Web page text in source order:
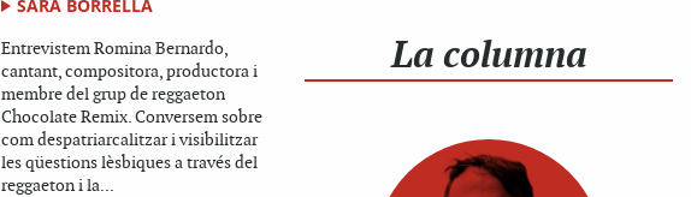
SARA BORRELLA
Entrevistem Romina Bernardo,
cantant, compositora, productora i
membre del grup de reggaeton
Chocolate Remix. Conversem sobre
com despatriarcalitzar i visibilitzar
les qüestions lèsbiques a través del
reggaeton i la...
La columna